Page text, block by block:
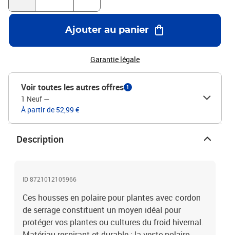
adaptée pour protéger les jeunes arbres, les plants de fruits, les
légumes, les fleurs, les petits arbustes, les plantes dressées, les
plantes tropicales, etc. Bon à savoir :La plante n'est pas
incluse.Couleur : beigeMatériau : tissu non tissé (100 %
polypropylène)Taille de chaque sac : 0,8 x 1,2 m (l x H)Poids : 70
Ajouter au panier
Garantie légale
Voir toutes les autres offres 1
1 Neuf —
À partir de 52,99 €
Description
ID 8721012105966
Ces housses en polaire pour plantes avec cordon
de serrage constituent un moyen idéal pour
protéger vos plantes ou cultures du froid hivernal.